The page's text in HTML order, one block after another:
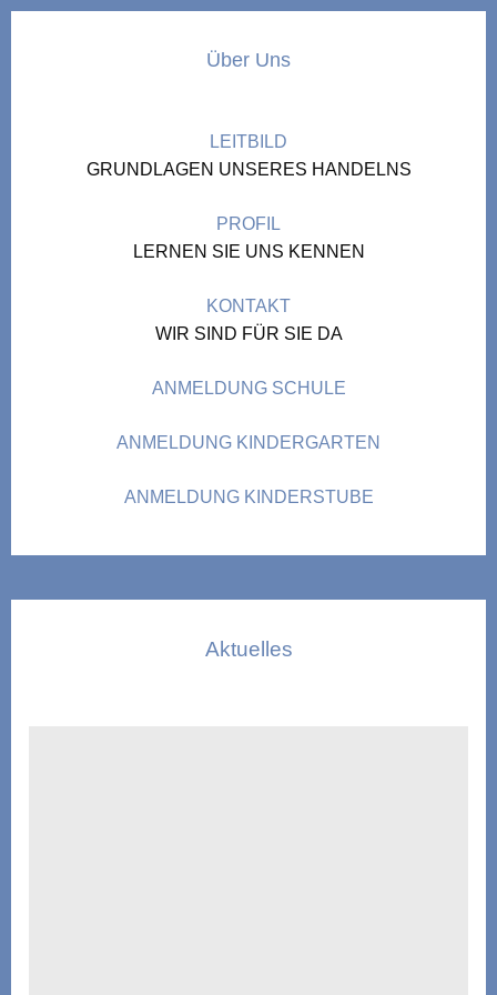
Über Uns
LEITBILD
GRUNDLAGEN UNSERES HANDELNS
PROFIL
LERNEN SIE UNS KENNEN
KONTAKT
WIR SIND FÜR SIE DA
ANMELDUNG SCHULE
ANMELDUNG KINDERGARTEN
ANMELDUNG KINDERSTUBE
Aktuelles